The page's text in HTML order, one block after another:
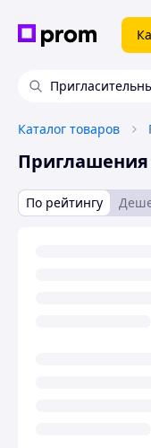
Каталог товаров
Приглашения
По рейтингу